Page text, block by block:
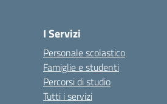
I Servizi
Personale scolastico
Famiglie e studenti
Percorsi di studio
Tutti i servizi